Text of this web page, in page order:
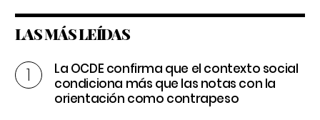
LAS MÁS LEÍDAS
La OCDE confirma que el contexto social
condiciona más que las notas con la
orientación como contrapeso